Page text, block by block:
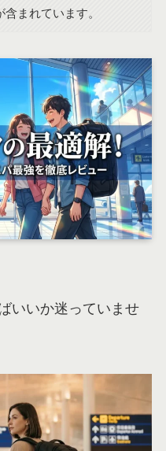
まれています。
いいか迷っていませ